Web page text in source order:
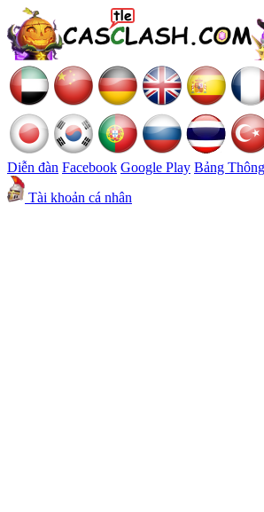
Diễn đàn Facebook Google Play Bảng
Tài khoản cá nhân